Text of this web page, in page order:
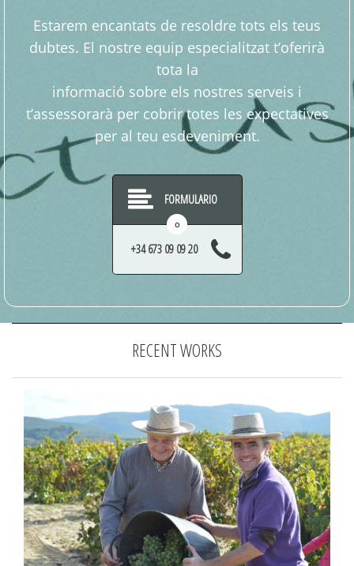
Estarem encantats de resoldre tots els teus
dubtes. El nostre equip especialitzat t’oferirà
tota la
informació sobre els nostres serveis i
t’assessorarà per cobrir totes les expectatives
per al teu esdeveniment.
FORMULARIO
o
+34 673 09 09 20
RECENT WORKS